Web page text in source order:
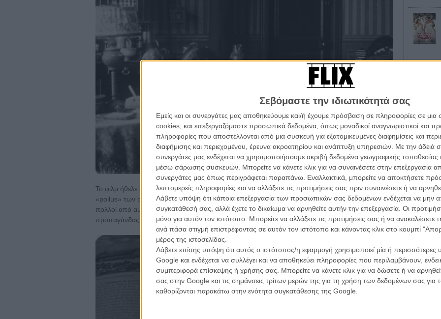
Σεβόμαστε την ιδιωτικότητά σας
Εμείς και οι συνεργάτες μας αποθηκεύουμε και/ή έχουμε πρόσβαση σε πληροφορίες σε
cookies, και επεξεργαζόμαστε προσωπικά δεδομένα, όπως μοναδικοί αναγνωριστικοί και
πληροφορίες που αποστέλλονται από μια συσκευή για εξατομικευμένες διαφημίσεις και
διαφήμισης και περιεχομένου, έρευνα ακροατηρίου και ανάπτυξη υπηρεσιών. Με την άδειά
συνεργάτες μας ενδέχεται να χρησιμοποιήσουμε ακριβή δεδομένα γεωγραφικής τοποθεσίας
μέσω σάρωσης συσκευών. Μπορείτε να κάνετε κλικ για να συναινέσετε στην επεξεργασία
συνεργάτες μας όπως περιγράφεται παραπάνω. Εναλλακτικά, μπορείτε να αποκτήσετε
λεπτομερείς πληροφορίες και να αλλάξετε τις προτιμήσεις σας πριν συναινέσετε ή να
Λάβετε υπόψη ότι κάποια επεξεργασία των προσωπικών σας δεδομένων ενδέχεται να μην
συγκατάθεσή σας, αλλά έχετε το δικαίωμα να αρνηθείτε αυτήν την επεξεργασία. Οι
μόνο για αυτόν τον ιστότοπο. Μπορείτε να αλλάξετε τις προτιμήσεις σας ή να ανακαλέσετε
ανά πάσα στιγμή επιστρέφοντας σε αυτόν τον ιστότοπο και κάνοντας κλικ στο κουμπί
μέρος της ιστοσελίδας.
Λάβετε επίσης υπόψη ότι αυτός ο ιστότοπος/η εφαρμογή χρησιμοποιεί μία ή περισσότερες
Google και ενδέχεται να συλλέγει και να αποθηκεύει πληροφορίες που περιλαμβάνουν,
συμπεριφορά επίσκεψης ή χρήσης σας. Μπορείτε να κάνετε κλικ για να δώσετε ή να
σας στην Google και τις σημάνσεις τρίτων μερών της για τη χρήση των δεδομένων σας
καθορίζονται παρακάτω στην ενότητα συγκατάθεσης της Google.
Το φιλμ ήθελε ανάμεσα σε άλλα, να είναι μια ταινία που θα τόνωνε το ηθικό όχι μόνο των
«poilus» των στρατιωτων στο μέτωπο, αλλά και των ανθρώπων που είχαν αφήσει πίσω και που
πολλοί από αυτούς δεν θα τους έβλεπαν ποτέ ξανά, αλλά αν αυτό το κάνει μια ταινία
προπαγάνδας τότε είναι μια από τις πιο τρυφερές ταινίες προπαγάνδας που γυρίστηκαν ποτέ.
Οι
Μπέλα
Μια Θέση
A Place
Τζορτζ
Οδύσσεια
The
Ψηλά
Tacones
Πέδρο
Ο
L’
Ζαν-Πολ